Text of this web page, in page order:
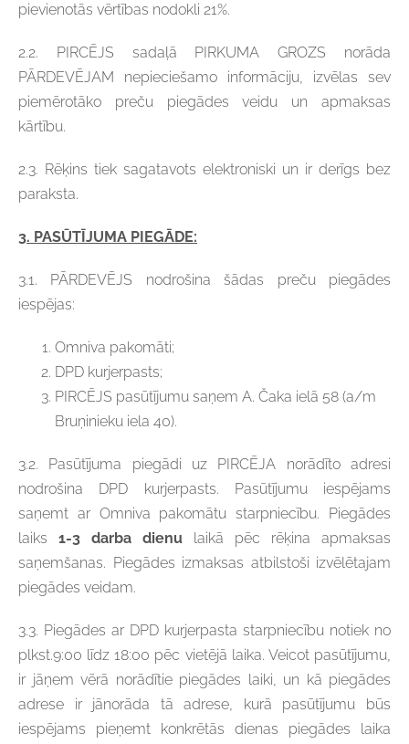
pievienotās vērtības nodokli 21%.
2.2. PIRCĒJS sadaļā PIRKUMA GROZS norāda
PĀRDEVĒJAM nepieciešamo informāciju, izvēlas sev
piemērotāko preču piegādes veidu un apmaksas
kārtību.
2.3. Rēķins tiek sagatavots elektroniski un ir derīgs bez
paraksta.
3. PASŪTĪJUMA PIEGĀDE:
3.1. PĀRDEVĒJS nodrošina šādas preču piegādes
iespējas:
Omniva pakomāti;
DPD kurjerpasts;
PIRCĒJS pasūtījumu saņem A. Čaka ielā 58 (a/m
Bruņinieku iela 40).
3.2. Pasūtījuma piegādi uz PIRCĒJA norādīto adresi
nodrošina DPD kurjerpasts. Pasūtījumu iespējams
saņemt ar Omniva pakomātu starpniecību. Piegādes
laiks 1-3 darba dienu laikā pēc rēķina apmaksas
saņemšanas. Piegādes izmaksas atbilstoši izvēlētajam
piegādes veidam.
3.3. Piegādes ar DPD kurjerpasta starpniecību notiek no
plkst.9:00 līdz 18:00 pēc vietējā laika. Veicot pasūtījumu,
ir jāņem vērā norādītie piegādes laiki, un kā piegādes
adrese ir jānorāda tā adrese, kurā pasūtījumu būs
iespējams pieņemt konkrētās dienas piegādes laika